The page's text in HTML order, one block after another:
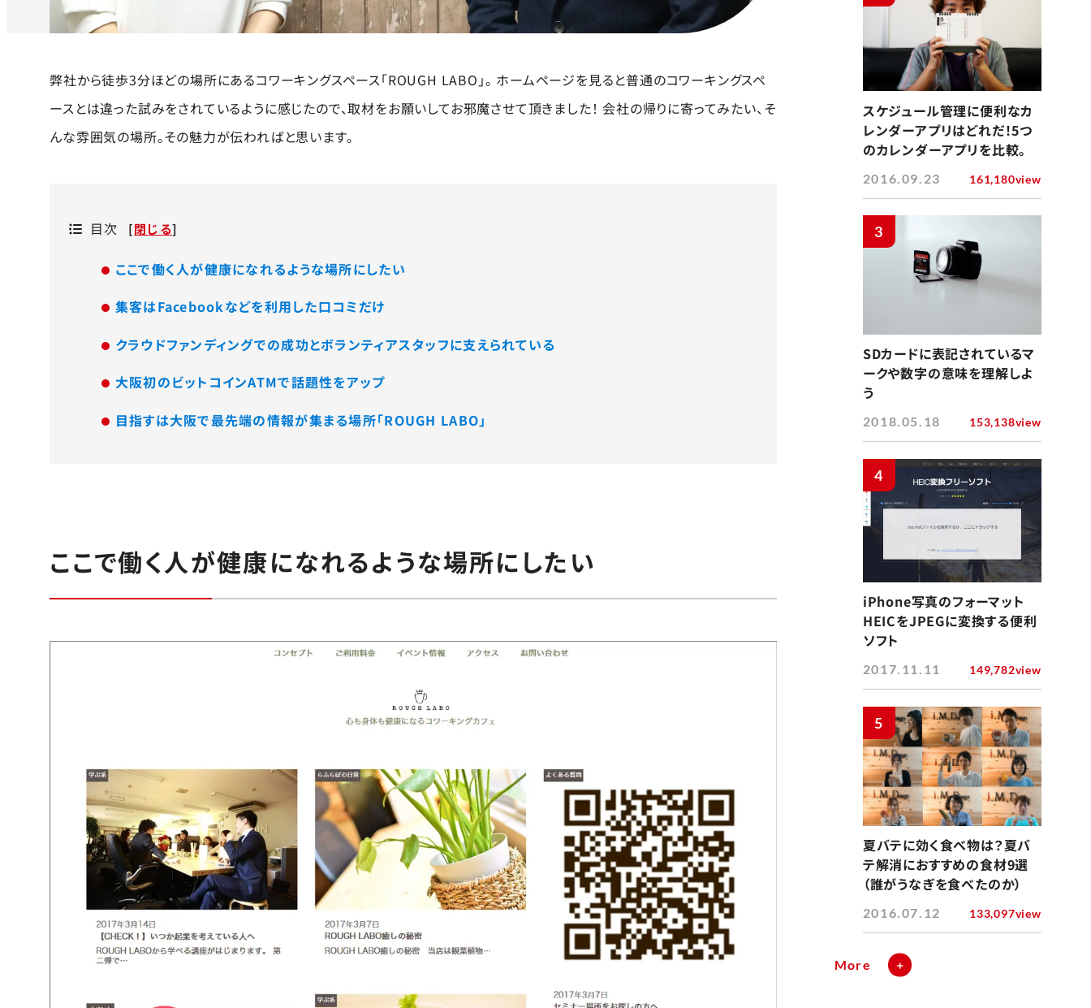
弊社から徒歩3分ほどの場所にあるコワーキングスペース「ROUGH LABO」。 ホームページを見ると普通のコワーキングスペ
ースとは違った試みをされているように感じたので、取材をお願いしてお邪魔させて頂きました！ 会社の帰りに寄ってみたい、そ
んな雰囲気の場所。その魅力が伝わればと思います。
目次 [閉じる]
ここで働く人が健康になれるような場所にしたい
集客はFacebookなどを利用した口コミだけ
クラウドファンディングでの成功とボランティアスタッフに支えられている
大阪初のビットコインATMで話題性をアップ
目指すは大阪で最先端の情報が集まる場所「ROUGH LABO」
ここで働く人が健康になれるような場所にしたい
スケジュール管理に便利なカ
レンダーアプリはどれだ！5つ
のカレンダーアプリを比較。
2016.09.23 161,180view
3
SDカードに表記されているマ
ークや数字の意味を理解しよ
う
2018.05.18 153,138view
4
iPhone写真のフォーマット
HEICをJPEGに変換する便利
ソフト
2017.11.11 149,782view
5
夏バテに効く食べ物は？夏バ
テ解消におすすめの食材9選
（誰がうなぎを食べたのか）
2016.07.12 133,097view
More